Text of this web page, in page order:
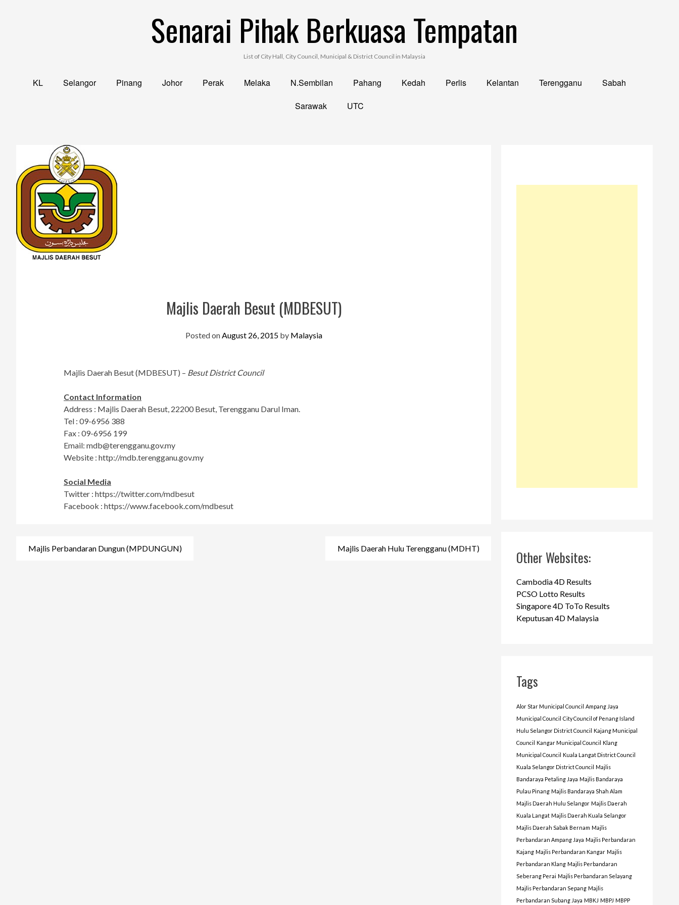
Senarai Pihak Berkuasa Tempatan
List of City Hall, City Council, Municipal & District Council in Malaysia
KL Selangor Pinang Johor Perak Melaka N.Sembilan Pahang Kedah Perlis Kelantan Terengganu
Sabah
Sarawak
UTC
Majlis Daerah Besut (MDBESUT)
Posted onAugust 26, 2015by Malaysia
Majlis Daerah Besut (MDBESUT) – Besut District Council
Contact Information
Address : Majlis Daerah Besut, 22200 Besut, Terengganu Darul Iman.
Tel : 09-6956 388
Fax : 09-6956 199
Email: mdb@terengganu.gov.my
Website : http://mdb.terengganu.gov.my
Social Media
Twitter : https://twitter.com/mdbesut
Facebook : https://www.facebook.com/mdbesut
Post
navigation
Majlis Perbandaran Dungun (MPDUNGUN) Majlis Daerah Hulu Terengganu (MDHT) Other Websites:
Cambodia 4D Results
PCSO Lotto Results
Singapore 4D ToTo Results
Keputusan 4D Malaysia
Tags
Alor Star Municipal Council Ampang Jaya
Municipal Council City Council of Penang Island
Hulu Selangor District Council
Kajang Municipal
Council
Kangar Municipal Council
Klang
Municipal Council
Kuala Langat District Council
Kuala Selangor District Council
Majlis
Bandaraya Petaling Jaya Majlis Bandaraya
Pulau Pinang Majlis Bandaraya Shah Alam
Majlis Daerah Hulu Selangor Majlis Daerah
Kuala Langat Majlis Daerah Kuala Selangor
Majlis Daerah Sabak Bernam Majlis
Perbandaran Ampang Jaya Majlis Perbandaran
Kajang Majlis Perbandaran Kangar Majlis
Perbandaran Klang Majlis Perbandaran
Seberang Perai Majlis Perbandaran Selayang
Majlis Perbandaran Sepang Majlis
Perbandaran Subang Jaya MBKJ MBPJ MBPP